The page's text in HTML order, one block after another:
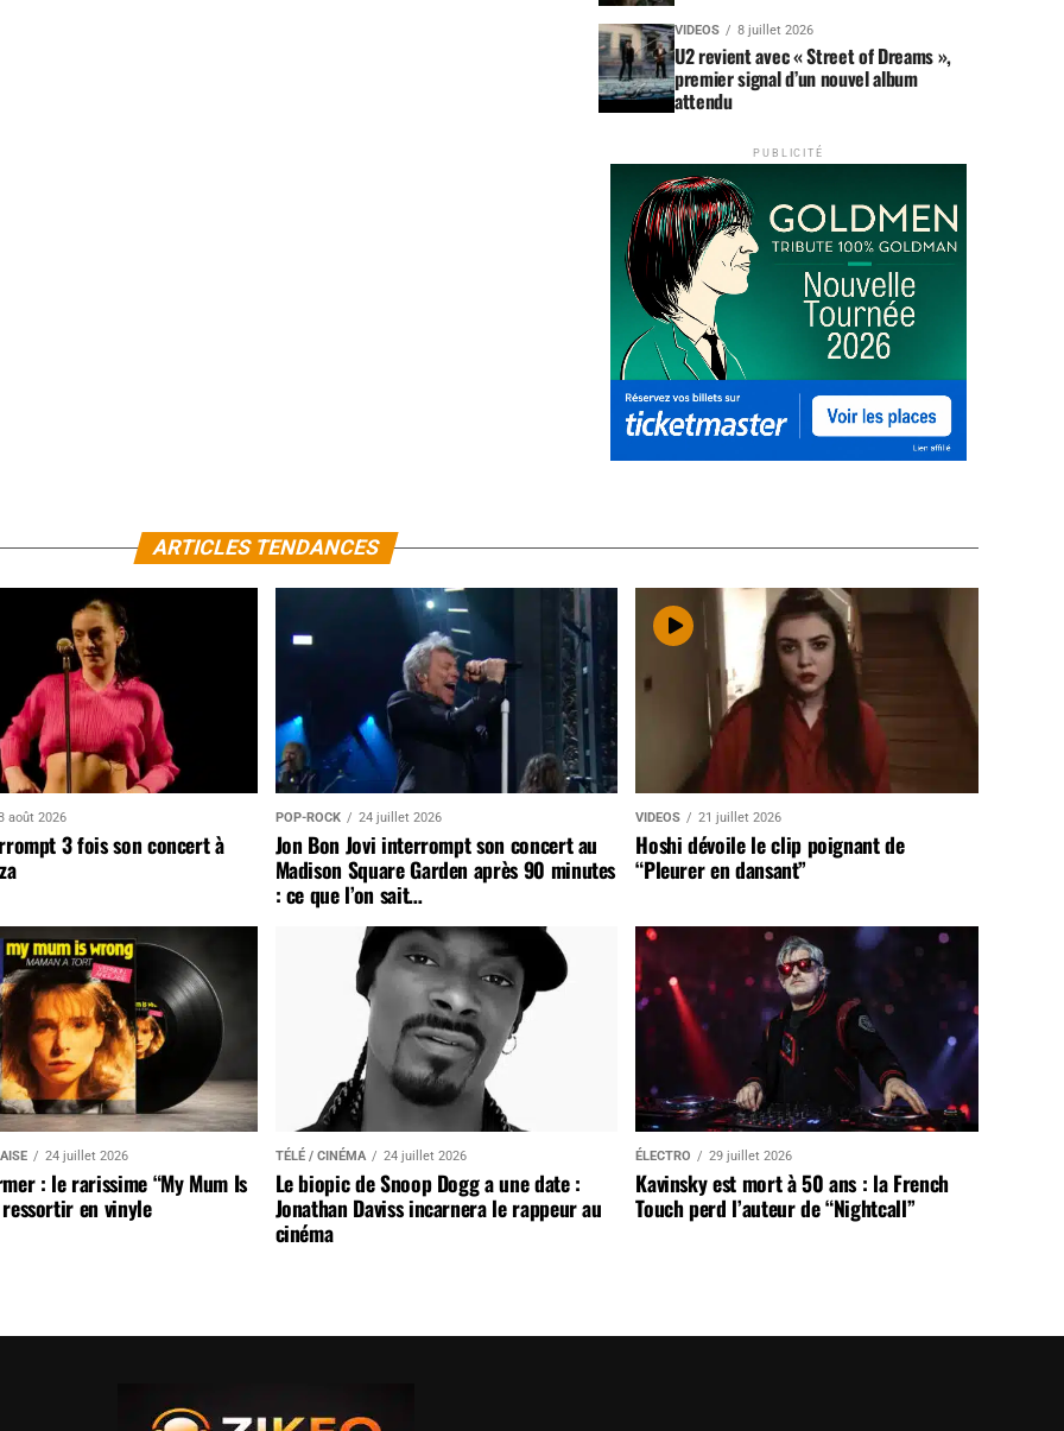
VIDEOS 8 juillet 2026
U2 revient avec « Street of Dreams »,
premier signal d’un nouvel album
attendu
PUBLICITÉ
ARTICLES TENDANCES
août 2026
3 fois son concert à
POP-ROCK 24 juillet 2026
Jon Bon Jovi interrompt son concert au
Madison Square Garden après 90 minutes
: ce que l’on sait…
VIDEOS 21 juillet 2026
Hoshi dévoile le clip poignant de
“Pleurer en dansant”
24 juillet 2026
: le rarissime “My Mum Is
ressortir en vinyle
TÉLÉ / CINÉMA 24 juillet 2026
Le biopic de Snoop Dogg a une date :
Jonathan Daviss incarnera le rappeur au
cinéma
ÉLECTRO 29 juillet 2026
Kavinsky est mort à 50 ans : la French
Touch perd l’auteur de “Nightcall”